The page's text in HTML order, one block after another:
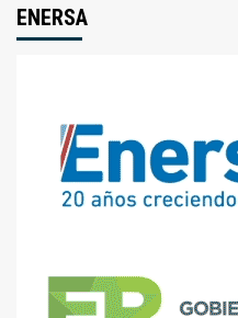
ENERSA